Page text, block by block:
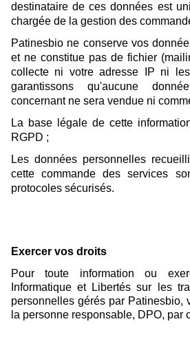
destinataire de ces données est
chargée de la gestion des
Patinesbio ne conserve vos
et ne constitue pas de fichier
collecte ni votre adresse IP ni
garantissons qu'aucune
concernant ne sera vendue ni
La base légale de cette
RGPD ;
Les données personnelles
cette commande des services
protocoles sécurisés.
Exercer vos droits
Pour toute information ou
Informatique et Libertés sur les
personnelles gérés par Patinesbio,
la personne responsable, DPO, par